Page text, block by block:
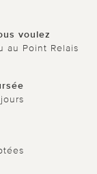
voulez
au Point Relais